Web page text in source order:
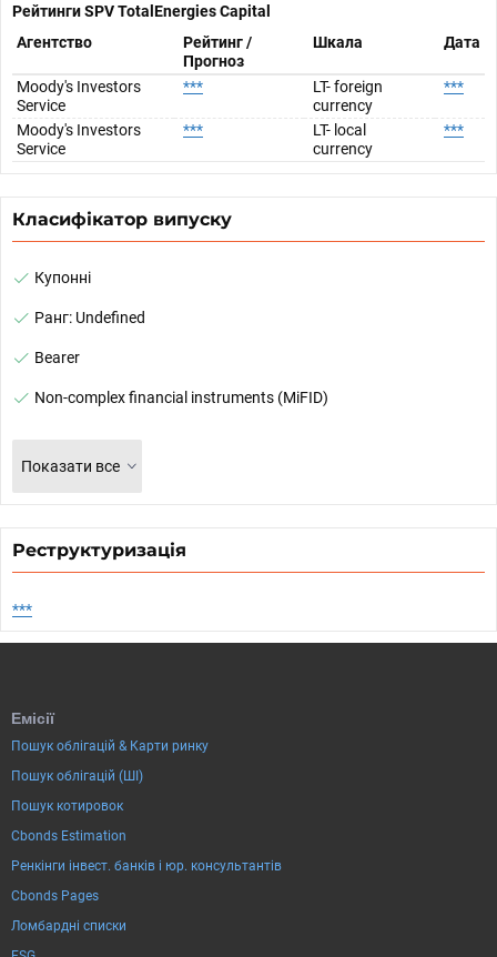
Рейтинги SPVTotalEnergies Capital
Агентство
Рейтинг /
Прогноз
Шкала Дата
Moody's Investors
Service
***
LT- foreign
currency
***
Moody's Investors
Service
***
LT- local
currency
***
Класифікатор випуску
Купонні
Ранг: Undefined
Bearer
Non-complex financial instruments (MiFID)
Показати все
Реструктуризація
***
Емісії
Пошук облігацій & Карти ринку
Пошук облігацій (ШІ)
Пошук котировок
Cbonds Estimation
Ренкінги інвест. банків і юр. консультантів
Cbonds Pages
Ломбардні списки